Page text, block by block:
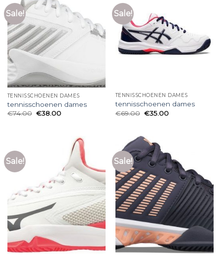
Sale!
TENNISSCHOENEN DAMES
tennisschoenen dames
€74.00 €38.00
Sale!
TENNISSCHOENEN DAMES
tennisschoenen dames
€69.00 €35.00
Sale! Sale!